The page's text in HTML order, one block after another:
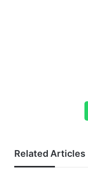
Related Articles